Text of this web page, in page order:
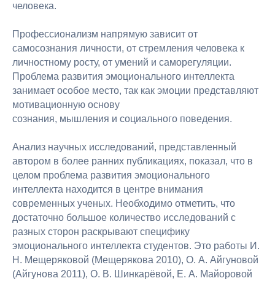
человека.
Профессионализм напрямую зависит от
самосознания личности, от стремления человека к
личностному росту, от умений и саморегуляции.
Проблема развития эмоционального интеллекта
занимает особое место, так как эмоции представляют
мотивационную основу
сознания, мышления и социального поведения.
Анализ научных исследований, представленный
автором в более ранних публикациях, показал, что в
целом проблема развития эмоционального
интеллекта находится в центре внимания
современных ученых. Необходимо отметить, что
достаточно большое количество исследований с
разных сторон раскрывают специфику
эмоционального интеллекта студентов. Это работы И.
Н. Мещеряковой (Мещерякова 2010), О. А. Айгуновой
(Айгунова 2011), О. В. Шинкарёвой, Е. А. Майоровой